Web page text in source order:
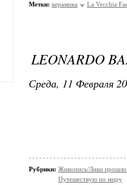
Метки: керамика La Vecchia
LEONARDO
Среда, 11 Февраля
Рубрики: Живопись/Лики
Путешествую по миру